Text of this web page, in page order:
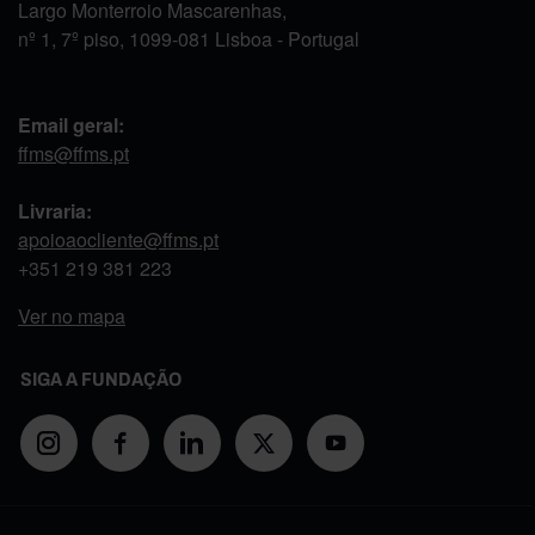
Largo Monterroio Mascarenhas,
nº 1, 7º piso, 1099-081 Lisboa - Portugal
Email geral:
ffms@ffms.pt
Livraria:
apoioaocliente@ffms.pt
+351 219 381 223
Ver no mapa
SIGA A FUNDAÇÃO